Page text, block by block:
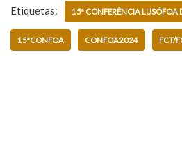
Etiquetas: 15ª CONFERÊNCIA LUSÓFOA
15ªCONFOA CONFOA2024 FCT/